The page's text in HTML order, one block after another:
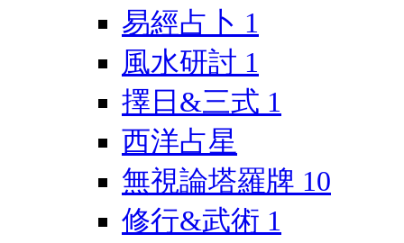
易經占卜 1
風水研討 1
擇日&三式 1
西洋占星
無視論塔羅牌 10
修行&武術 1